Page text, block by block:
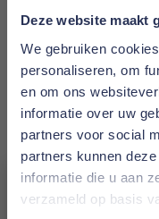
Deze website maakt
We gebruiken
personaliseren, om
en om ons
informatie over uw
partners voor social
partners kunnen
informatie die u aan
verzameld op basis
€ 1.988,00
Levertijd
2 tot 4 weken
Kleur
316 Cordufine
Model